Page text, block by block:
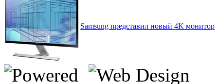
Samsung представил новый 4K монитор